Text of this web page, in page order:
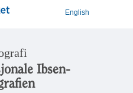
English
Ibsen-